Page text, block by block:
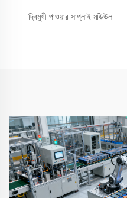
দ্বিমুখী পাওয়ার সাপ্লাই মডিউল